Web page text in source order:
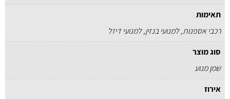
תאימות
רכבי אספנות, למנועי בנזין, למנועי דיזל
סוג מוצר
שמן מנוע
אירוז